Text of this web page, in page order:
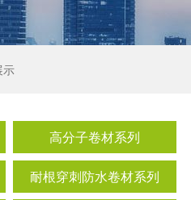
示
高分子卷材系列
耐根穿刺防水卷材系列